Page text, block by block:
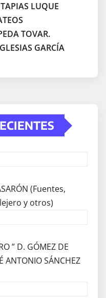
LUQUE
TOVAR.
GARCÍA
(Fuentes,
y otros)
” D. GÓMEZ DE
ANTONIO SÁNCHEZ